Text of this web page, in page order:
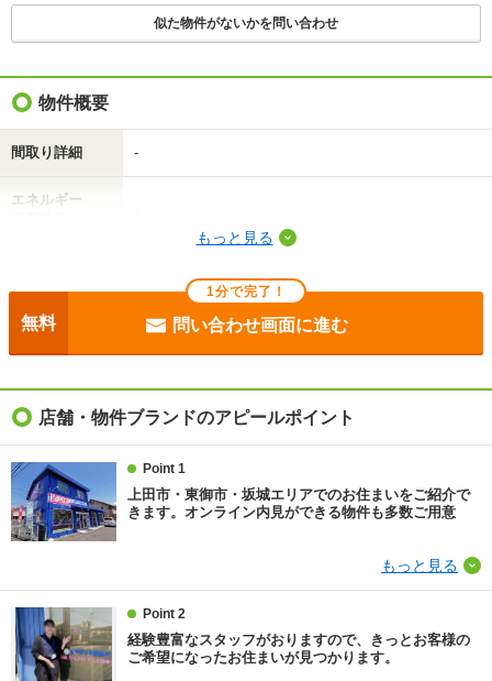
不動産会社に相談したい
似た物件がないかを問い合わせ
物件概要
間取り詳細 -
エネルギー
目安光熱費
入居 即
契約期間 普通借家 2年
円／毎年(保証期間：1年間)、集送金手数料：550円
（税込み）/月学生プラン20，000円/入居時、以降は2
0，000円／更新時(保証期間：2年間)
もっと見る
1分で完了！
無料 問い合わせ画面に進む
店舗・物件ブランドのアピールポイント
Point 1
上田市・東御市・坂城エリアでのお住まいをご紹介で
きます。オンライン内見ができる物件も多数ご用意
もっと見る
Point 2
経験豊富なスタッフがおりますので、きっとお客様の
ご希望になったお住まいが見つかります。